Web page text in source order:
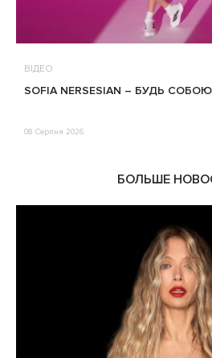
ВІДЕО
SOFIA NERSESIAN – БУДЬ СОБОЮ
08 Серпня 2026
БОЛЬШЕ